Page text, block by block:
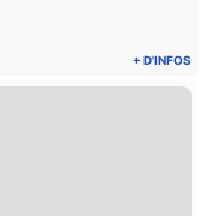
+ D'INFOS